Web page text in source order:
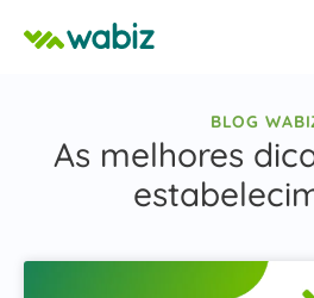
BLOG
As melhores